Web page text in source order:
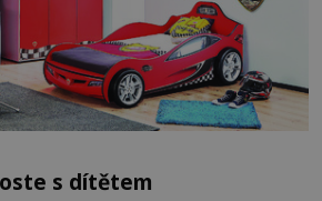
s dítětem